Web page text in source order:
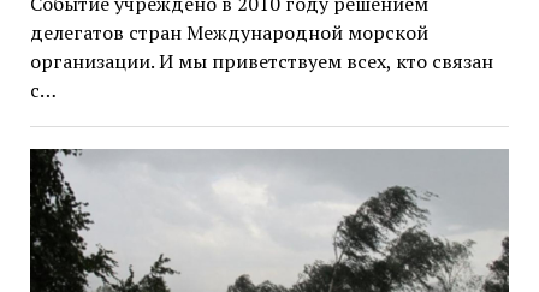
делегатов стран Международной морской
организации. И мы приветствуем всех, кто связан
с…